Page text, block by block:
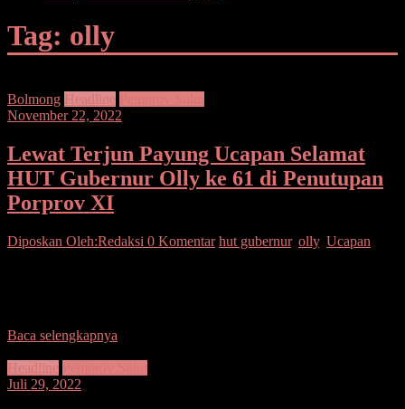
Tag: olly
Bolmong Headline
November 22, 2022
Lewat Terjun Payung Ucapan Selamat
HUT Gubernur Olly ke 61 di Penutupan
Porprov XI
Diposkan Oleh:Redaksi 0 Komentar hut gubernur, olly, Ucapan
Baca selengkapnya
Headline
Juli 29, 2022